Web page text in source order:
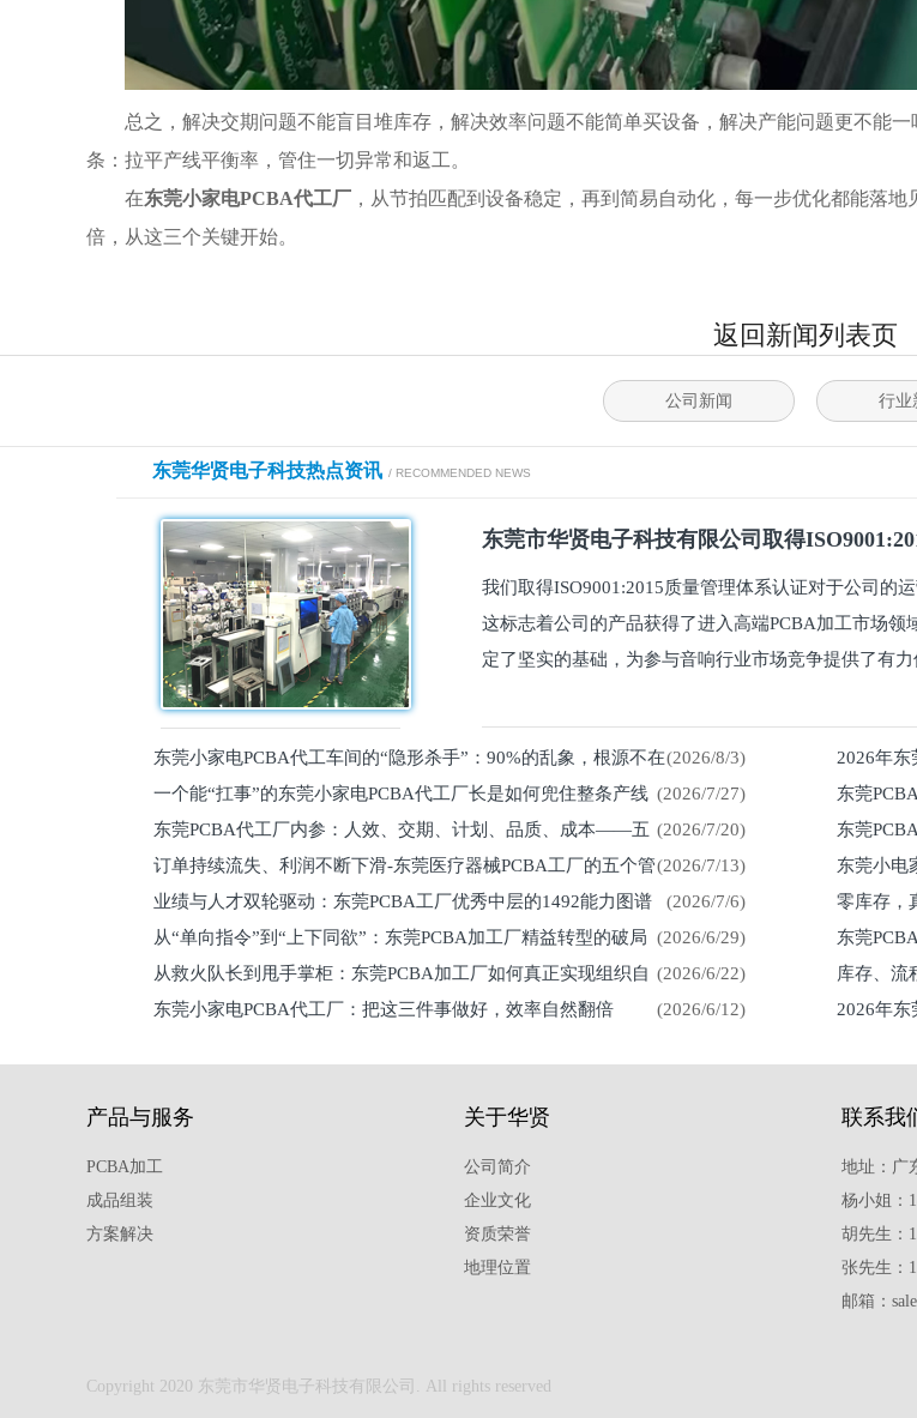
总之，解决交期问题不能盲目堆库存，解决效率问题不能简单买设备，解决产能问题更不能
条：拉平产线平衡率，管住一切异常和返工。
在东莞小家电PCBA代工厂 ，从节拍匹配到设备稳定，再到简易自动化，每一步优化都能落
倍，从这三个关键开始。
返回新闻列表页
公司新闻 行业
东莞华贤电子科技热点资讯 / RECOMMENDED NEWS
东莞市华贤电子科技有限公司取得
我们取得ISO9001:2015质量管理体系认证对于公司的
这标志着公司的产品获得了进入高端PCBA加工市场
定了坚实的基础，为参与音响行业市场竞争提供了有力
(2026/8/3)
东莞小家电PCBA代工车间的“隐形杀手”：90%的乱象，根源不在
员工
2026年东
留在车间
(2026/7/27)
一个能“扛事”的东莞小家电PCBA代工厂长是如何兜住整条产线
东莞
然来
(2026/7/20)
东莞PCBA代工厂内参：人效、交期、计划、品质、成本——五
维锁客法则
东莞
(2026/7/13)
订单持续流失、利润不断下滑-东莞医疗器械PCBA工厂的五个管
理死穴必须堵住
东莞小电
紧？
(2026/7/6)
业绩与人才双轮驱动：东莞PCBA工厂优秀中层的1492能力图谱
零库存，
(2026/6/29)
从“单向指令”到“上下同欲”：东莞PCBA加工厂精益转型的破局
关键
东莞
(2026/6/22)
从救火队长到甩手掌柜：东莞PCBA加工厂如何真正实现组织自
库存、
(2026/6/12)
东莞小家电PCBA代工厂：把这三件事做好，效率自然翻倍 2026年东
产品与服务
PCBA加工
成品组装
方案解决
关于华贤
公司简介
企业文化
资质荣誉
地理位置
联系我
地址：广
杨小姐：
胡先生：
张先生：
邮箱：
Copyright 2020 东莞市华贤电子科技有限公司. All rights reserved